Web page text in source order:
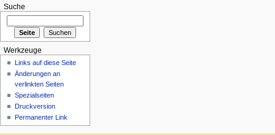
Suche
Werkzeuge
Links auf diese Seite
Änderungen an
verlinkten Seiten
Spezialseiten
Druckversion
Permanenter Link